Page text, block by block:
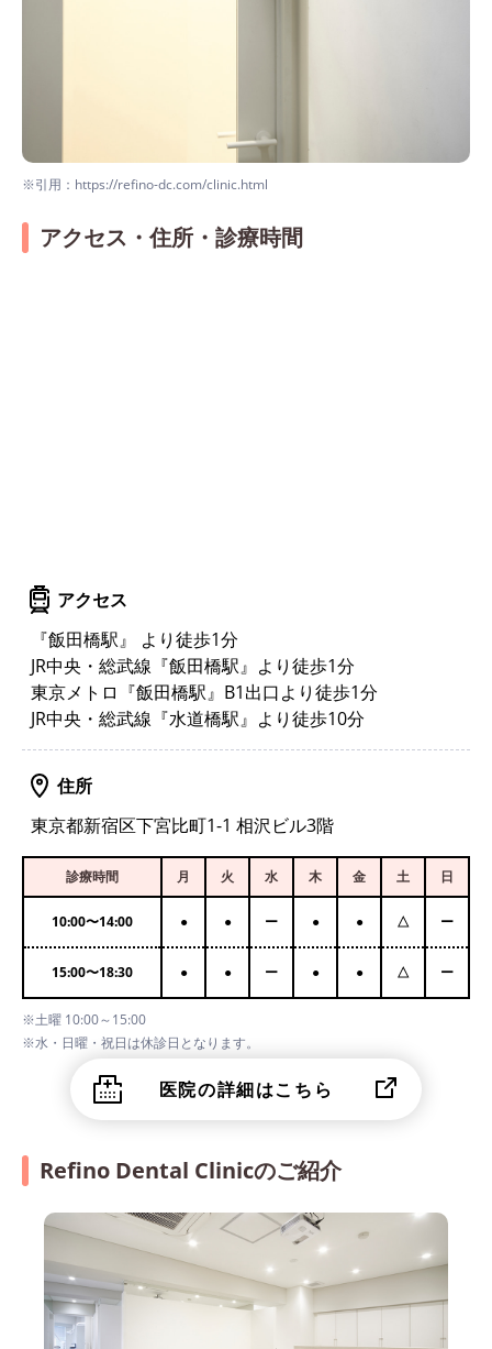
※引用：https://refino-dc.com/clinic.html
アクセス・住所・診療時間
アクセス
『飯田橋駅』 より徒歩1分
JR中央・総武線『飯田橋駅』より徒歩1分
東京メトロ『飯田橋駅』B1出口より徒歩1分
JR中央・総武線『水道橋駅』より徒歩10分
住所
東京都新宿区下宮比町1-1 相沢ビル3階
診療時間 月 火 水 木 金 土 日
10:00〜14:00 ● ● ー ● ● △ ー
15:00〜18:30 ● ● ー ● ● △ ー
※土曜 10:00～15:00
※水・日曜・祝日は休診日となります。
医院の詳細はこちら
Refino Dental Clinicのご紹介